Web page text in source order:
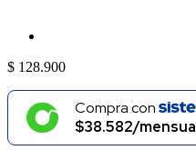
$ 128.900
Compra con
$38.582/